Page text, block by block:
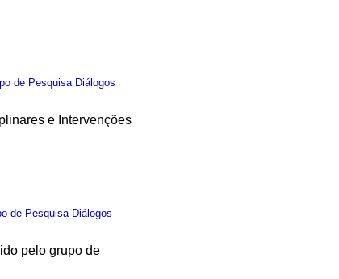
de Pesquisa Diálogos
e Intervenções
de Pesquisa Diálogos
pelo grupo de